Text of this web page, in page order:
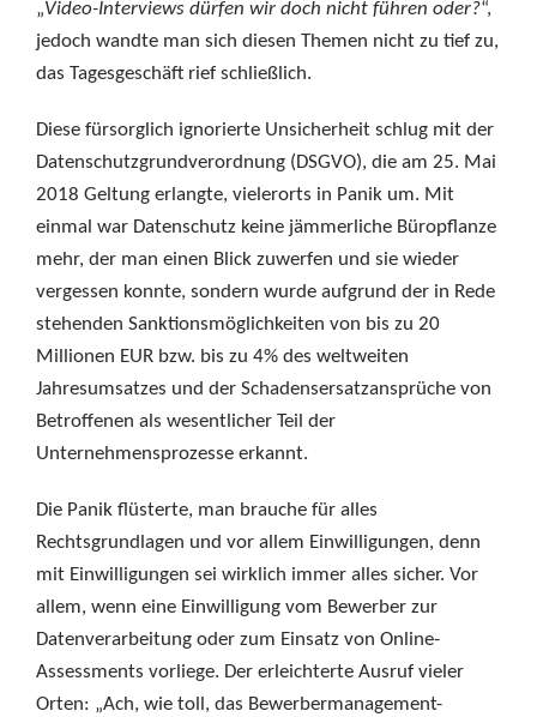
„Video-Interviews dürfen wir doch nicht führen oder?“,
jedoch wandte man sich diesen Themen nicht zu tief zu,
das Tagesgeschäft rief schließlich.
Diese fürsorglich ignorierte Unsicherheit schlug mit der
Datenschutzgrundverordnung (DSGVO), die am 25. Mai
2018 Geltung erlangte, vielerorts in Panik um. Mit
einmal war Datenschutz keine jämmerliche Büropflanze
mehr, der man einen Blick zuwerfen und sie wieder
vergessen konnte, sondern wurde aufgrund der in Rede
stehenden Sanktionsmöglichkeiten von bis zu 20
Millionen EUR bzw. bis zu 4% des weltweiten
Jahresumsatzes und der Schadensersatzansprüche von
Betroffenen als wesentlicher Teil der
Unternehmensprozesse erkannt.
Die Panik flüsterte, man brauche für alles
Rechtsgrundlagen und vor allem Einwilligungen, denn
mit Einwilligungen sei wirklich immer alles sicher. Vor
allem, wenn eine Einwilligung vom Bewerber zur
Datenverarbeitung oder zum Einsatz von Online-
Assessments vorliege. Der erleichterte Ausruf vieler
Orten: „Ach, wie toll, das Bewerbermanagement-